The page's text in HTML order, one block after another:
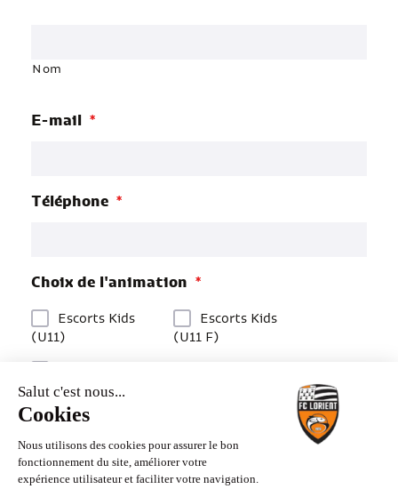
Nom
E-mail *
Téléphone *
Choix de l'animation *
Escorts Kids
(U11)
Escorts Kids
(U11 F)
(U13)
Porteurs de bâche
(U13 F)
Challenge mi-temps du Département du